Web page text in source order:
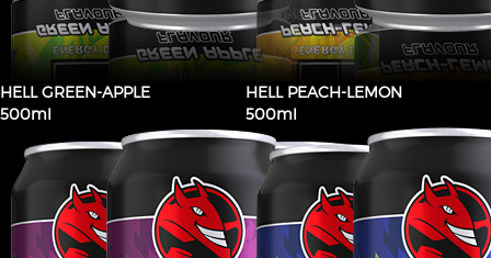
HELL GREEN-APPLE
500ml
HELL PEACH-LEMON
500ml